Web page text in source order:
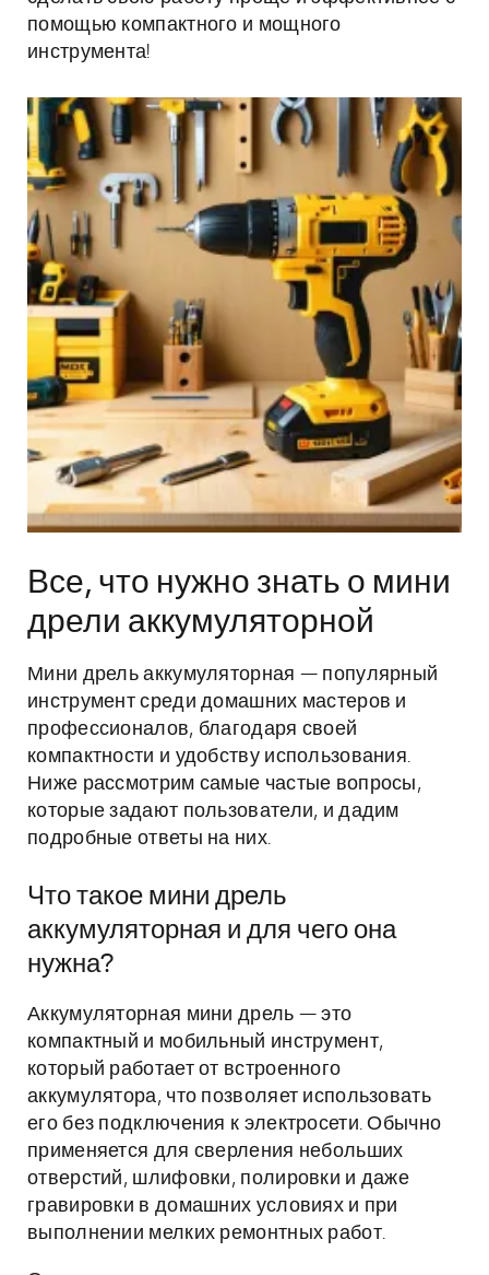
помощью компактного и мощного
инструмента!
Все, что нужно знать о мини
дрели аккумуляторной
Мини дрель аккумуляторная — популярный
инструмент среди домашних мастеров и
профессионалов, благодаря своей
компактности и удобству использования.
Ниже рассмотрим самые частые вопросы,
которые задают пользователи, и дадим
подробные ответы на них.
Что такое мини дрель
аккумуляторная и для чего она
нужна?
Аккумуляторная мини дрель — это
компактный и мобильный инструмент,
который работает от встроенного
аккумулятора, что позволяет использовать
его без подключения к электросети. Обычно
применяется для сверления небольших
отверстий, шлифовки, полировки и даже
гравировки в домашних условиях и при
выполнении мелких ремонтных работ.